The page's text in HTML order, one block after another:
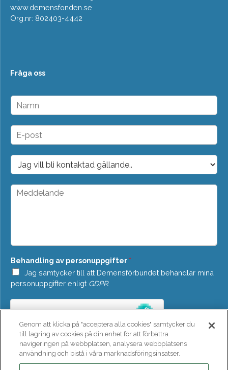
www.demensfonden.se
Org.nr: 802403-4442
Fråga oss
N
m
n
E
p
o
t
*
D
o
p
M
a
d
e
*
Behandling av personuppgifter *
Jag samtycker till att Demensförbundet behandlar mina
personuppgifter enligt GDPR.
SKICKA
Genom att klicka på "acceptera alla cookies" samtycker du
till lagring av cookies på din enhet för att förbättra
navigeringen på webbplatsen, analysera webbplatsens
användning och bistå i våra marknadsföringsinsatser.